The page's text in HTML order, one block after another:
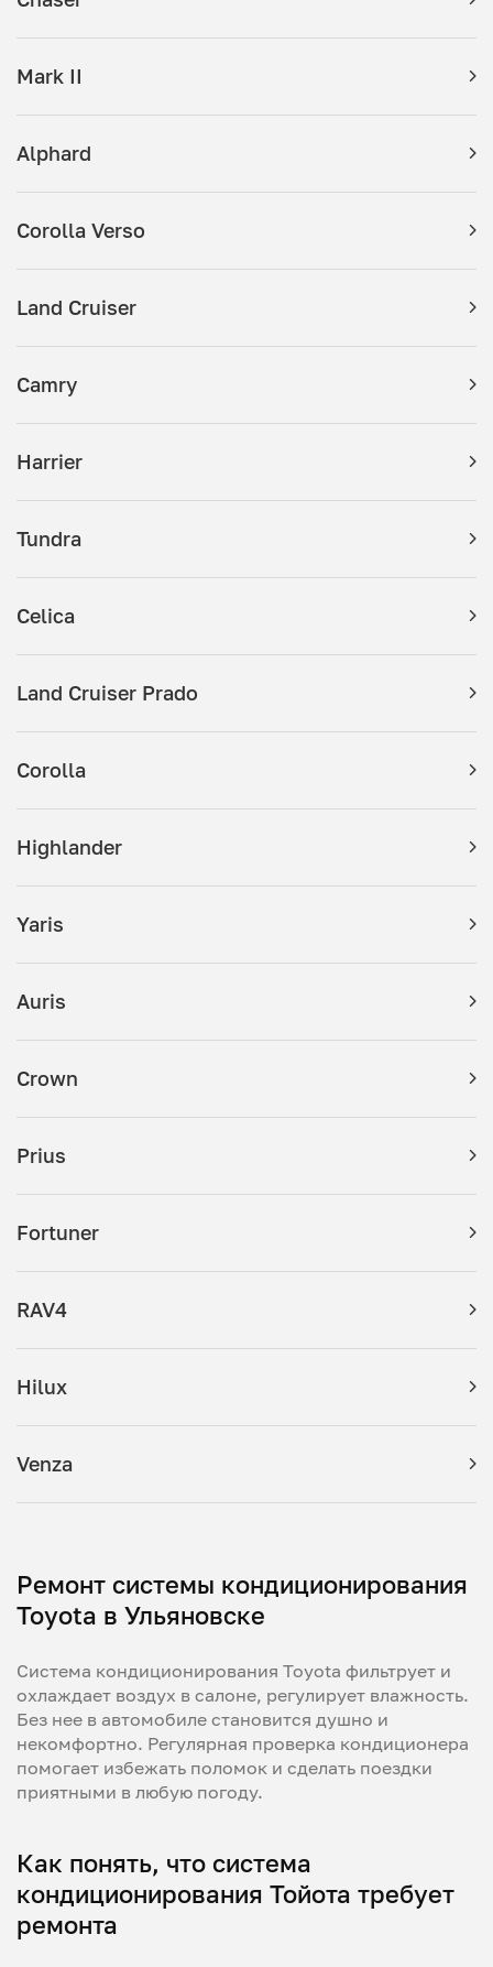
Mark II
Alphard
Corolla Verso
Land Cruiser
Camry
Harrier
Tundra
Celica
Land Cruiser Prado
Corolla
Highlander
Yaris
Auris
Crown
Prius
Fortuner
RAV4
Hilux
Venza
Ремонт системы кондиционирования
Toyota в Ульяновске
Система кондиционирования Toyota фильтрует и
охлаждает воздух в салоне, регулирует влажность.
Без нее в автомобиле становится душно и
некомфортно. Регулярная проверка кондиционера
помогает избежать поломок и сделать поездки
приятными в любую погоду.
Как понять, что система
кондиционирования Тойота требует
ремонта